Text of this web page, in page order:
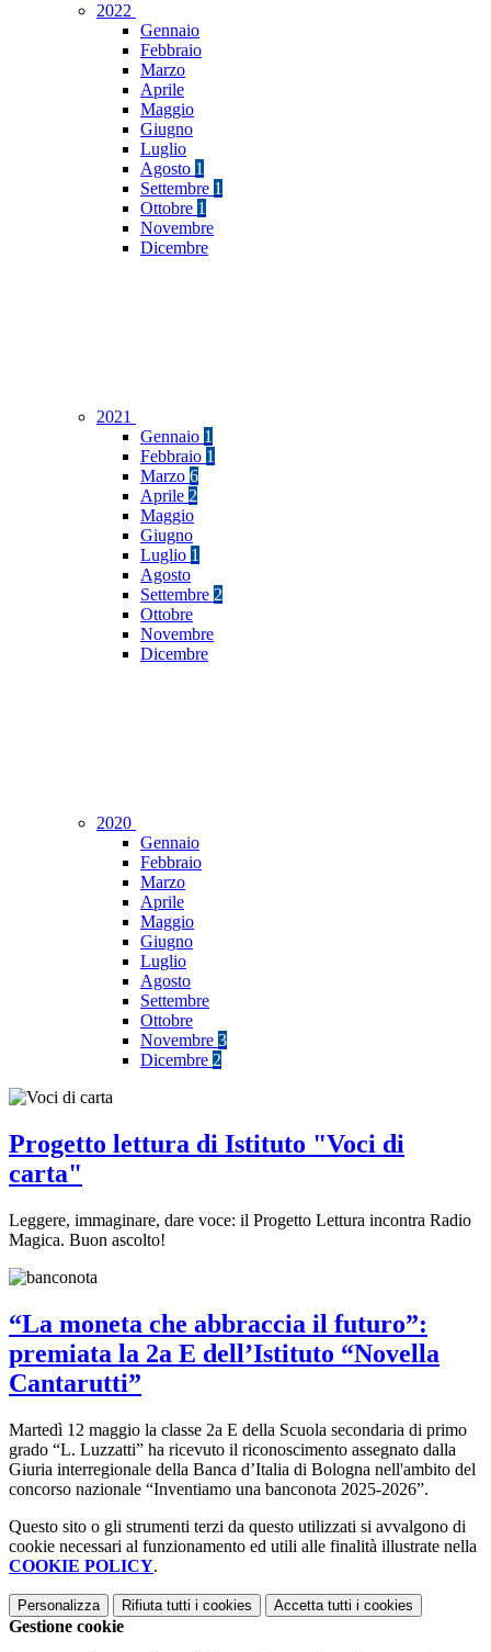
2022
Gennaio
Febbraio
Marzo
Aprile
Maggio
Giugno
Luglio
Agosto 1
Settembre 1
Ottobre 1
Novembre
Dicembre
2021
Gennaio 1
Febbraio 1
Marzo 6
Aprile 2
Maggio
Giugno
Luglio 1
Agosto
Settembre 2
Ottobre
Novembre
Dicembre
2020
Gennaio
Febbraio
Marzo
Aprile
Maggio
Giugno
Luglio
Agosto
Settembre
Ottobre
Novembre 3
Dicembre 2
Progetto lettura di Istituto "Voci di
carta"
Leggere, immaginare, dare voce: il Progetto Lettura incontra Radio
Magica. Buon ascolto!
“La moneta che abbraccia il futuro”:
premiata la 2a E dell’Istituto “Novella
Cantarutti”
Martedì 12 maggio la classe 2a E della Scuola secondaria di primo
grado “L. Luzzatti” ha ricevuto il riconoscimento assegnato dalla
Giuria interregionale della Banca d’Italia di Bologna nell'ambito del
concorso nazionale “Inventiamo una banconota 2025-2026”.
Questo sito o gli strumenti terzi da questo utilizzati si avvalgono di
cookie necessari al funzionamento ed utili alle finalità illustrate nella
COOKIE POLICY.
Personalizza Rifiuta tutti i cookies Accetta tutti i cookies
Gestione cookie